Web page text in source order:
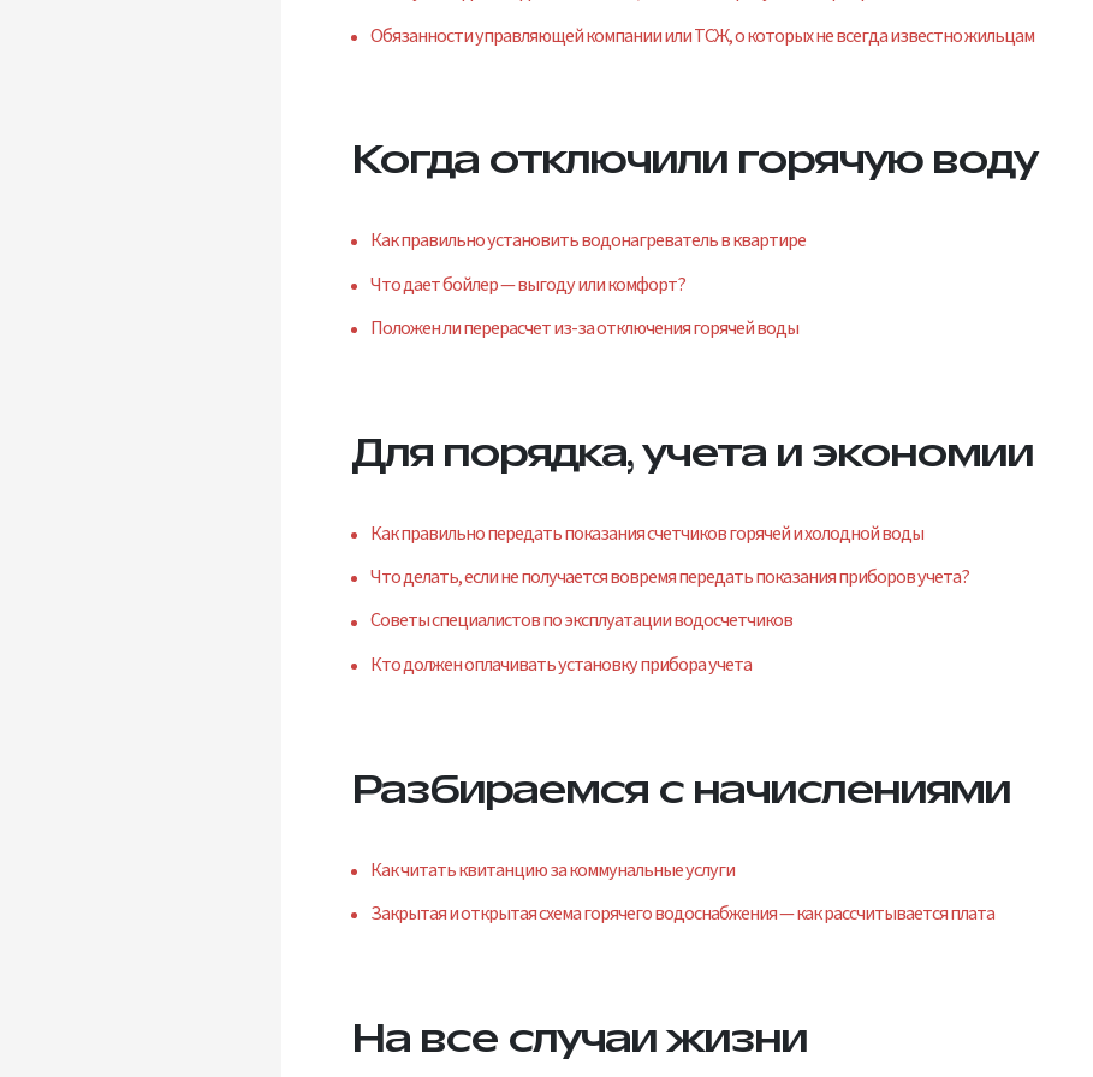
Обязанности управляющей компании или ТСЖ, о которых не всегда известно жильцам
Когда отключили горячую воду
Как правильно установить водонагреватель в квартире
Что дает бойлер — выгоду или комфорт?
Положен ли перерасчет из-за отключения горячей воды
Для порядка, учета и экономии
Как правильно передать показания счетчиков горячей и холодной воды
Что делать, если не получается вовремя передать показания приборов учета?
Советы специалистов по эксплуатации водосчетчиков
Кто должен оплачивать установку прибора учета
Разбираемся с начислениями
Как читать квитанцию за коммунальные услуги
Закрытая и открытая схема горячего водоснабжения — как рассчитывается плата
На все случаи жизни